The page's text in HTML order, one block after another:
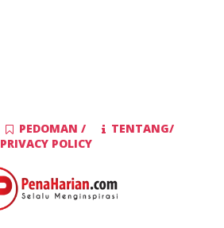
PEDOMAN /
TENTANG/
PRIVACY POLICY